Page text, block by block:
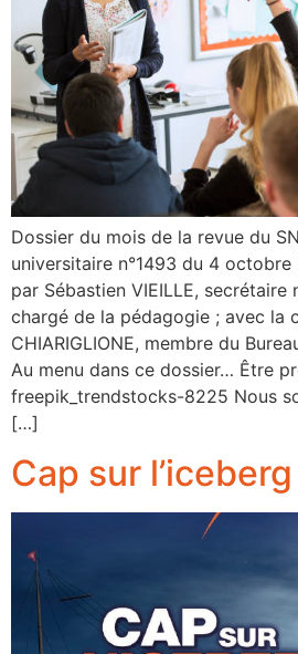
Dossier du mois de la revue du
universitaire n°1493 du 4
par Sébastien VIEILLE, secrétaire
chargé de la pédagogie ; avec la
CHIARIGLIONE, membre du
Au menu dans ce dossier… Être
freepik_trendstocks-8225 Nous
[…]
Cap sur l’iceberg